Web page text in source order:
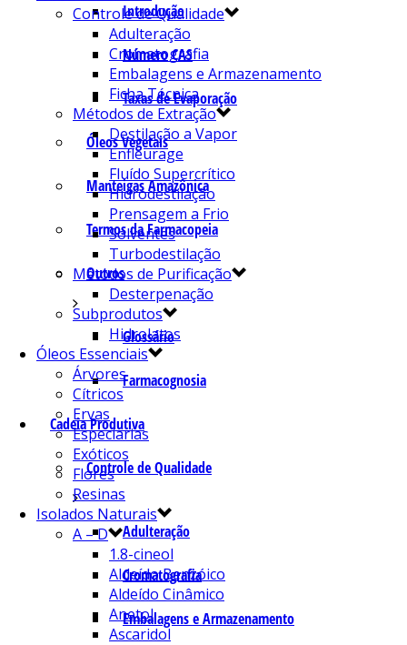
Introdução
Número CAS
Taxas de Evaporação
Óleos Vegetais
Manteigas Amazônica
Termos da Farmacopeia
Outros
Glossário
Farmacognosia
Cadeia Produtiva
Controle de Qualidade
Adulteração
Cromatografia
Embalagens e Armazenamento
Controle de Qualidade
Adulteração
Cromatografia
Embalagens e Armazenamento
Ficha Técnica
Métodos de Extração
Destilação a Vapor
Enfleurage
Fluído Supercrítico
Hidrodestilação
Prensagem a Frio
Solventes
Turbodestilação
Métodos de Purificação
Desterpenação
Subprodutos
Hidrolatos
Óleos Essenciais
Árvores
Cítricos
Ervas
Especiarias
Exóticos
Flores
Resinas
Isolados Naturais
A – D
1.8-cineol
Aldeído Benzóico
Aldeído Cinâmico
Anetol
Ascaridol